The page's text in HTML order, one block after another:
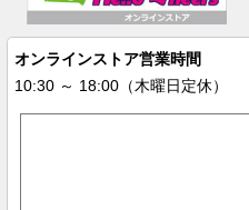
オンラインストア営業時間
10:30 ～ 18:00（木曜日定休）